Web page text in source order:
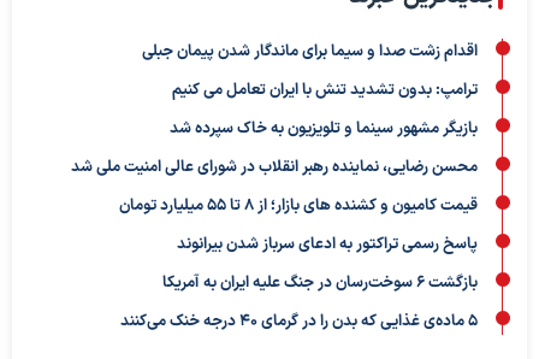
اقدام زشت صدا و سیما برای ماندگار شدن پیمان جبلی
ترامپ: بدون تشدید تنش با ایران تعامل می کنیم
بازیگر مشهور سینما و تلویزیون به خاک سپرده شد
محسن رضایی، نماینده رهبر انقلاب در شورای عالی امنیت ملی شد
قیمت کامیون و کشنده های بازار؛ از ۸ تا ۵۵ میلیارد تومان
پاسخ رسمی تراکتور به ادعای سرباز شدن بیرانوند
بازگشت ۶ سوخت‌رسان در جنگ علیه ایران به آمریکا
۵ ماده‌ی غذایی که بدن را در گرمای ۴۰ درجه خنک می‌کنند